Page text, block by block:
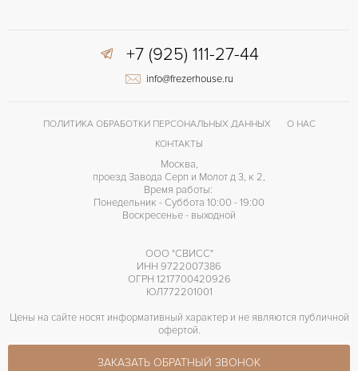
КАЛИБР/МЕХАНИЗМ +7 (925) 111-27-44
info@frezerhouse.ru
ПОЛИТИКА ОБРАБОТКИ ПЕРСОНАЛЬНЫХ ДАННЫХ
О НАС
КОНТАКТЫ
Москва,
проезд Завода Серп и Молот д 3, к 2,
Время работы:
Понедельник - Суббота 10:00 - 19:00
Воскресенье - выходной
ООО "СВИСС"
ИНН 9722007386
ОГРН 1217700420926
ЮЛ772201001
Цены на сайте носят информативный характер и не являются публичной
офертой.
ЗАКАЗАТЬ ОБРАТНЫЙ ЗВОНОК